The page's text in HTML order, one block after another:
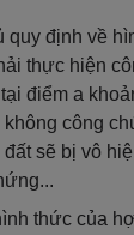
quy định về
thực hiện
điểm a
công
sẽ bị vô
thức của